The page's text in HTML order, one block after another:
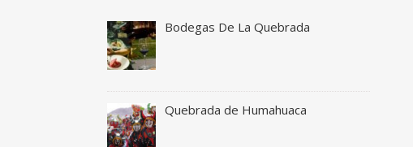
Bodegas De La Quebrada
Quebrada de Humahuaca